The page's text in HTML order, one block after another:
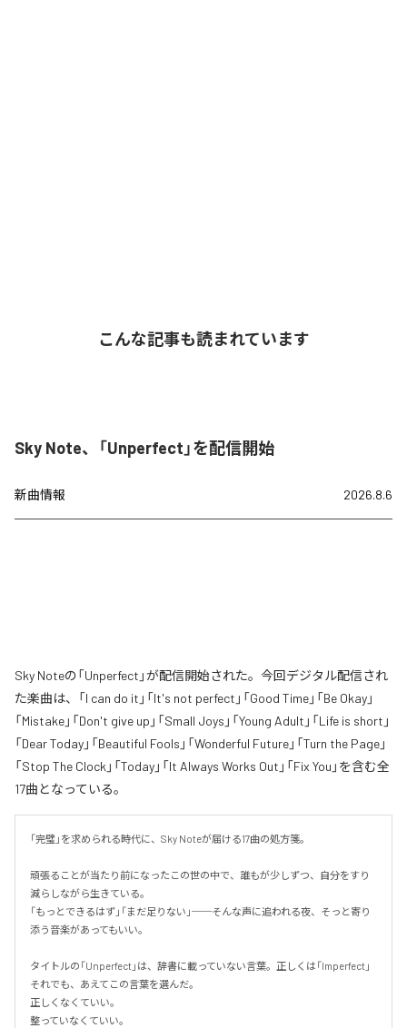
こんな記事も読まれています
Sky Note、「Unperfect」を配信開始
新曲情報 2026.8.6
Sky Noteの「Unperfect」が配信開始された。今回デジタル配信され
た楽曲は、「I can do it」「It's not perfect」「Good Time」「Be Okay」
「Mistake」「Don't give up」「Small Joys」「Young Adult」「Life is short」
「Dear Today」「Beautiful Fools」「Wonderful Future」「Turn the Page」
「Stop The Clock」「Today」「It Always Works Out」「Fix You」を含む全
17曲となっている。
「完璧」を求められる時代に、Sky Noteが届ける17曲の処方箋。
頑張ることが当たり前になったこの世の中で、誰もが少しずつ、自分をすり
減らしながら生きている。
「もっとできるはず」「まだ足りない」──そんな声に追われる夜、そっと寄り
添う音楽があってもいい。
タイトルの「Unperfect」は、辞書に載っていない言葉。正しくは「Imperfect」
それでも、あえてこの言葉を選んだ。
正しくなくていい。
整っていなくていい。